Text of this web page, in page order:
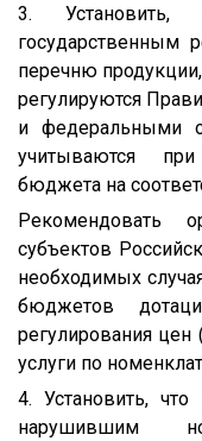
3.
государственным
перечню
регулируются
и федеральными
учитываются
бюджета на
Рекомендовать
субъектов
необходимых
бюджетов
регулирования
услуги по
4. Установить,
нарушившим